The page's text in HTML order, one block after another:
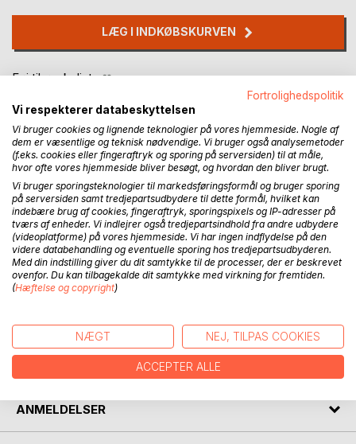
LÆG I INDKØBSKURVEN
Føj til ønskeliste
BESKRIVELSE
Nissen Alf hjælper julemanden med at få gaverne færdig til
juleaften.
FORFATTER
ANMELDELSER
Fortrolighedspolitik
Vi respekterer databeskyttelsen
Vi bruger cookies og lignende teknologier på vores hjemmeside. Nogle af
dem er væsentlige og teknisk nødvendige. Vi bruger også analysemetoder
(f.eks. cookies eller fingeraftryk og sporing på serversiden) til at måle,
hvor ofte vores hjemmeside bliver besøgt, og hvordan den bliver brugt.
Vi bruger sporingsteknologier til markedsføringsformål og bruger sporing
på serversiden samt tredjepartsudbydere til dette formål, hvilket kan
indebære brug af cookies, fingeraftryk, sporingspixels og IP-adresser på
tværs af enheder. Vi indlejrer også tredjepartsindhold fra andre udbydere
(videoplatforme) på vores hjemmeside. Vi har ingen indflydelse på den
videre databehandling og eventuelle sporing hos tredjepartsudbyderen.
Med din indstilling giver du dit samtykke til de processer, der er beskrevet
ovenfor. Du kan tilbagekalde dit samtykke med virkning for fremtiden.
(Hæftelse og copyright)
NÆGT NEJ, TILPAS COOKIES
ACCEPTER ALLE